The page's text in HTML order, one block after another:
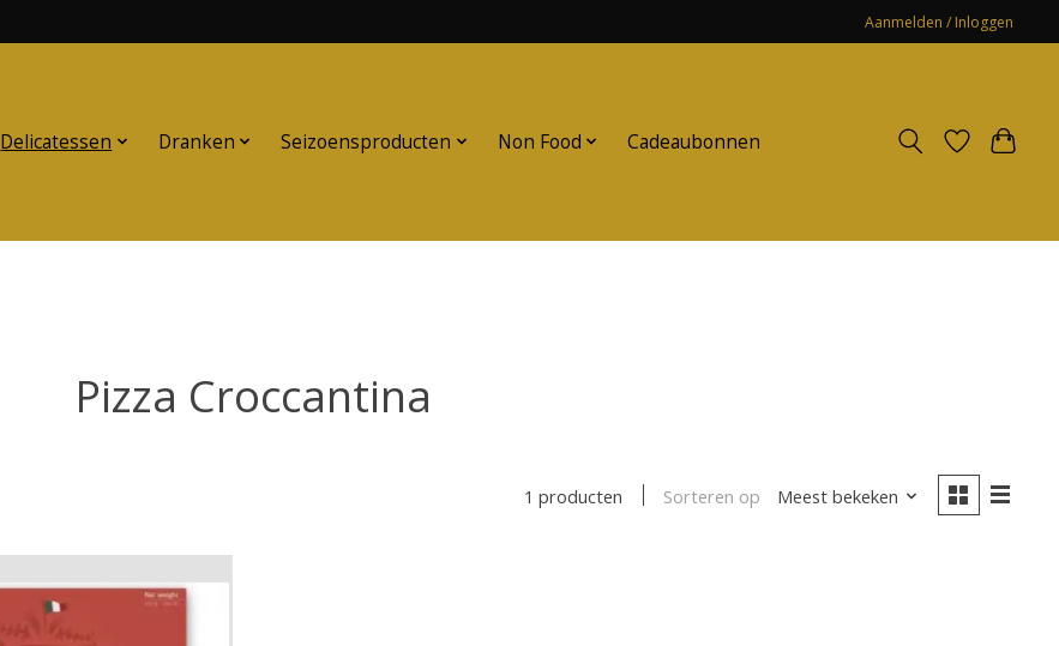
Aanmelden / Inloggen
Delicatessen Dranken Seizoensproducten Non Food Cadeaubonnen
Pizza Croccantina
1 producten Sorteren op Meest bekeken